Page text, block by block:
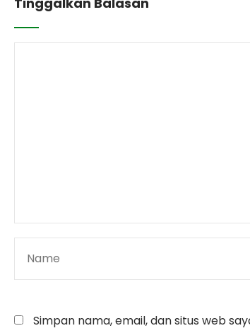
Simpan nama, email, dan situs web